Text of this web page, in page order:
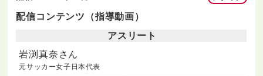
配信コンテンツ（指導動画）
アスリート
岩渕真奈さん
元サッカー女子日本代表